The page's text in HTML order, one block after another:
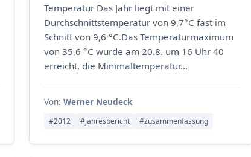
Temperatur Das Jahr liegt mit einer
Durchschnittstemperatur von 9,7°C fast im
Schnitt von 9,6 °C.Das Temperaturmaximum
von 35,6 °C wurde am 20.8. um 16 Uhr 40
erreicht, die Minimaltemperatur...
Von: Werner Neudeck
#2012 #jahresbericht #zusammenfassung